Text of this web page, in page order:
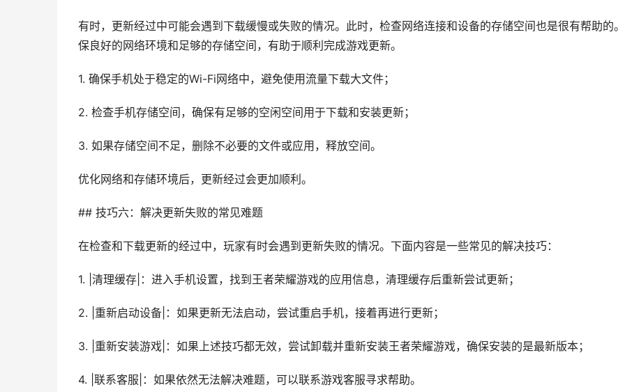
有时，更新经过中可能会遇到下载缓慢或失败的情况。此时，检查网络连接和设备的存储空间也是很有帮助的
保良好的网络环境和足够的存储空间，有助于顺利完成游戏更新。
1. 确保手机处于稳定的Wi-Fi网络中，避免使用流量下载大文件；
2. 检查手机存储空间，确保有足够的空闲空间用于下载和安装更新；
3. 如果存储空间不足，删除不必要的文件或应用，释放空间。
优化网络和存储环境后，更新经过会更加顺利。
## 技巧六：解决更新失败的常见难题
在检查和下载更新的经过中，玩家有时会遇到更新失败的情况。下面内容是一些常见的解决技巧：
1. |清理缓存|：进入手机设置，找到王者荣耀游戏的应用信息，清理缓存后重新尝试更新；
2. |重新启动设备|：如果更新无法启动，尝试重启手机，接着再进行更新；
3. |重新安装游戏|：如果上述技巧都无效，尝试卸载并重新安装王者荣耀游戏，确保安装的是最新版本；
4. |联系客服|：如果依然无法解决难题，可以联系游戏客服寻求帮助。